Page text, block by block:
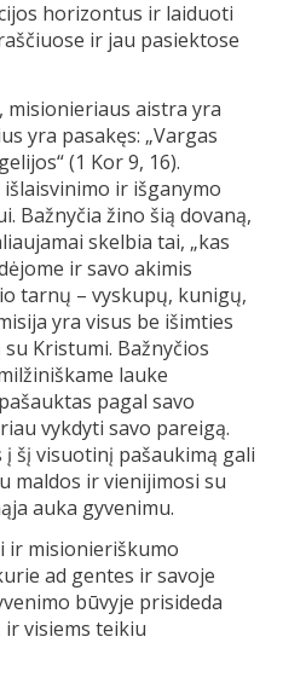
horizontus ir laiduoti
ir jau pasiektose
misionieriaus aistra yra
yra pasakęs: „Vargas
(1 Kor 9, 16).
ir išganymo
Bažnyčia žino šią dovaną,
skelbia tai, „kas
ir savo akimis
tarnų – vyskupų, kunigų,
yra visus be išimties
Kristumi. Bažnyčios
lauke
pagal savo
vykdyti savo pareigą.
šį visuotinį pašaukimą gali
maldos ir vienijimosi su
auka gyvenimu.
ir misionieriškumo
ad gentes ir savoje
būvyje prisideda
visiems teikiu